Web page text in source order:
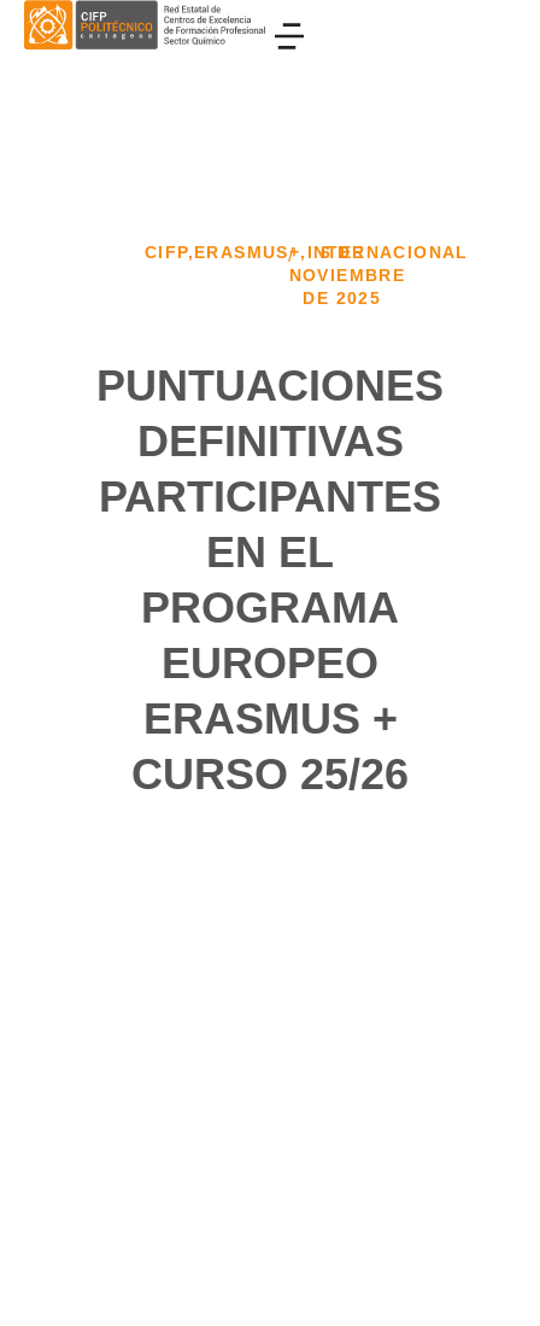
CIFP,ERASMUS+, INTERNACIONAL
/
6 DE
NOVIEMBRE
DE 2025
PUNTUACIONES
DEFINITIVAS
PARTICIPANTES
EN EL
PROGRAMA
EUROPEO
ERASMUS +
CURSO 25/26